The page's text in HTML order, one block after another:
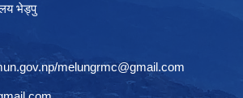
भेड्पु
/melungrmc@gmail.com